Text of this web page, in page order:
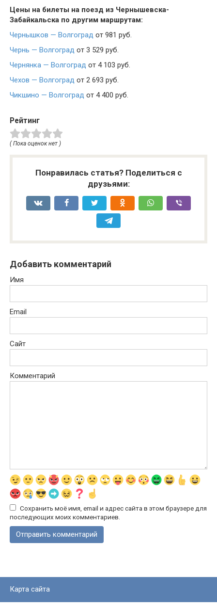
Цены на билеты на поезд из Чернышевска-
Забайкальска по другим маршрутам:
Чернышков — Волгоград от 981 руб.
Чернь — Волгоград от 3 529 руб.
Чернянка — Волгоград от 4 103 руб.
Чехов — Волгоград от 2 693 руб.
Чикшино — Волгоград от 4 400 руб.
Рейтинг
( Пока оценок нет )
Понравилась статья? Поделиться с
друзьями:
Добавить комментарий
Имя
Email
Сайт
Комментарий
Сохранить моё имя, email и адрес сайта в этом браузере для
последующих моих комментариев.
Карта сайта